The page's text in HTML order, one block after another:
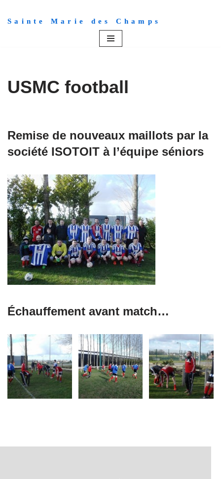
Aller
Sainte Marie des Champs
USMC football
Remise de nouveaux maillots par la
société ISOTOIT à l’équipe séniors
Échauffement avant match…